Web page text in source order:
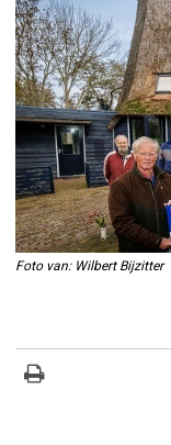
Foto van: Wilbert Bijzitter